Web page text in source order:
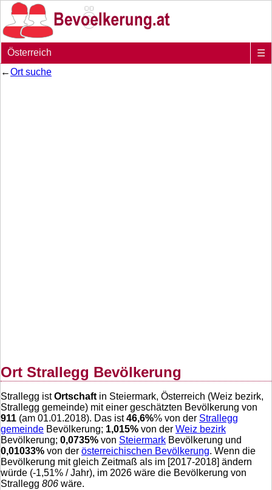
Österreich
☰
←Ort suche
Ort Strallegg Bevölkerung
Strallegg istOrtschaft in Steiermark, Österreich (Weiz bezirk,
Strallegg gemeinde) mit einer geschätzten Bevölkerung von
911 (am 01.01.2018). Das ist46,6%% von der Strallegg
gemeinde Bevölkerung; 1,015% von der Weiz bezirk
Bevölkerung; 0,0735% von Steiermark Bevölkerung und
0,01033% von der österreichischen Bevölkerung. Wenn die
Bevölkerung mit gleich Zeitmaß als im [2017-2018] ändern
würde (-1,51% / Jahr), im 2026 wäre die Bevölkerung von
Strallegg 806 wäre.